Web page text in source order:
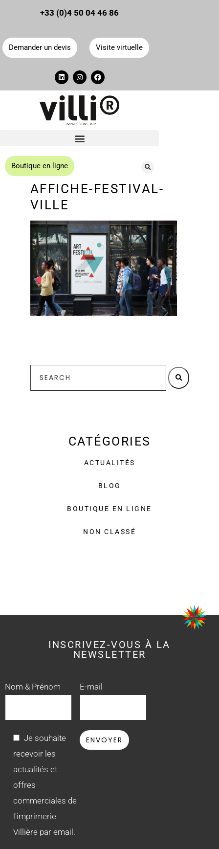
Panneau de gestion des cookies
+33 (0)4 50 04 46 86
Demander un devis Visite virtuelle
Boutique en ligne
AFFICHE-FESTIVAL-
VILLE
CATÉGORIES
ACTUALITÉS
BLOG
BOUTIQUE EN LIGNE
NON CLASSÉ
INSCRIVEZ-VOUS À LA
NEWSLETTER
Nom & Prénom E-mail
Je souhaite
recevoir les
actualités et
offres
commerciales de
l'imprimerie
Villière par email.